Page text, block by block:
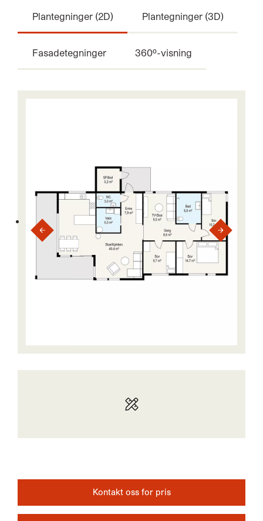
Plantegninger (2D) Plantegninger (3D)
Fasadetegninger 360º-visning
Kontakt oss for pris